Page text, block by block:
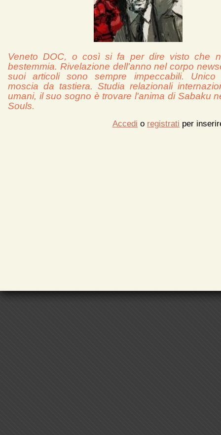
Veneto DOC, o così si fa per dire visto che
bestemmia. Rivelazione dell'anno nel corpo
suoi articoli sono sempre impeccabili. Unico
moscia da tastiera. Studia relazionali
umani, il suo sogno è trovare l'anima di Sabaku
Souls.
Accedi o registrati per